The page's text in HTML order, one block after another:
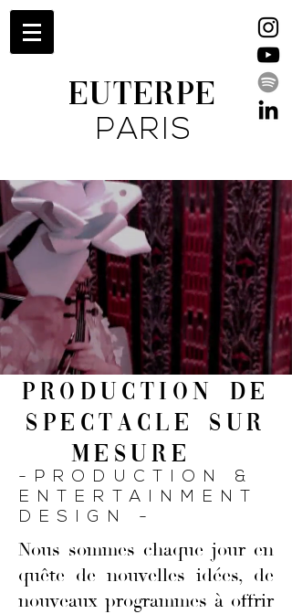
EUTERPE
PARIS
production de
spectacle SUR
MESURE
-PRODUCTION &
ENTERTAINMENT
DESIGN -
Nous sommes chaque jour en
quête de nouvelles idées, de
nouveaux programmes à offrir